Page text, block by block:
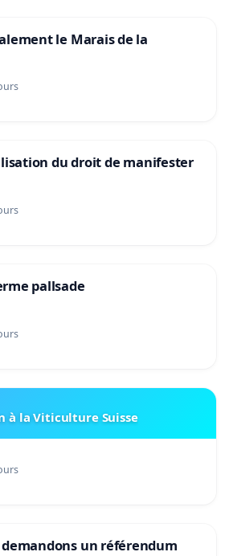
le Marais de la
du droit de manifester
pallsade
à la Viticulture Suisse
un référendum